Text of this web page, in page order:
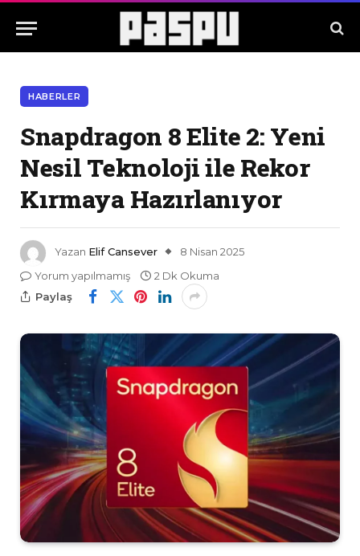
HABERLER
Snapdragon 8 Elite 2: Yeni
Nesil Teknoloji ile Rekor
Kırmaya Hazırlanıyor
Yazan Elif Cansever
8 Nisan 2025
Yorum yapılmamış
2 Dk Okuma
Paylaş